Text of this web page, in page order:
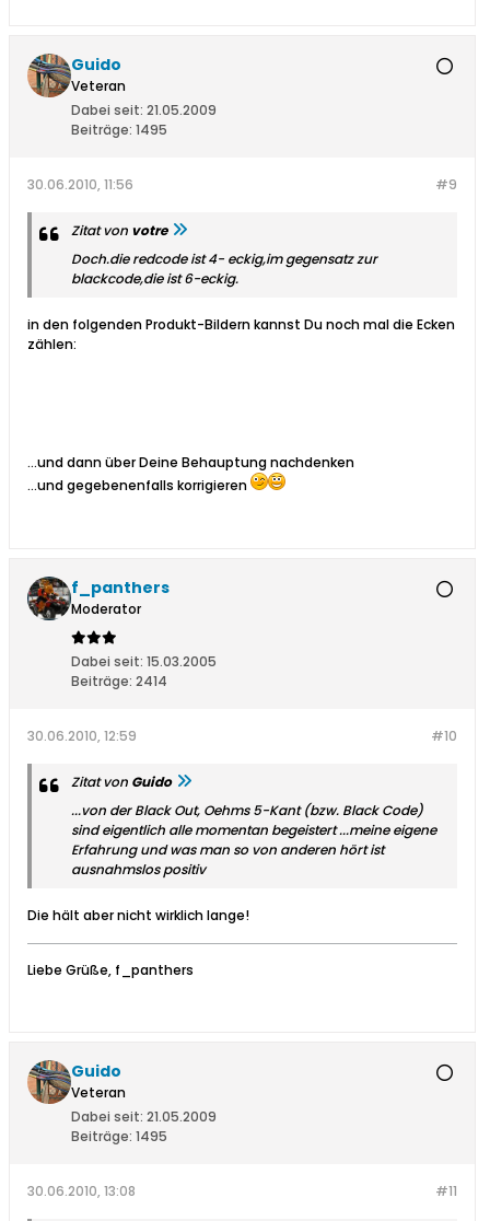
Guido
Veteran
Dabei seit: 21.05.2009
Beiträge: 1495
#9
30.06.2010, 11:56
Zitat von votre
Doch.die redcode ist 4- eckig,im gegensatz zur
blackcode,die ist 6-eckig.
in den folgenden Produkt-Bildern kannst Du noch mal die Ecken
zählen:
...und dann über Deine Behauptung nachdenken
...und gegebenenfalls korrigieren
f_panthers
Moderator
Dabei seit: 15.03.2005
Beiträge: 2414
#10
30.06.2010, 12:59
Zitat von Guido
...von der Black Out, Oehms 5-Kant (bzw. Black Code)
sind eigentlich alle momentan begeistert ...meine eigene
Erfahrung und was man so von anderen hört ist
ausnahmslos positiv
Die hält aber nicht wirklich lange!
Liebe Grüße, f_panthers
Guido
Veteran
Dabei seit: 21.05.2009
Beiträge: 1495
#11
30.06.2010, 13:08